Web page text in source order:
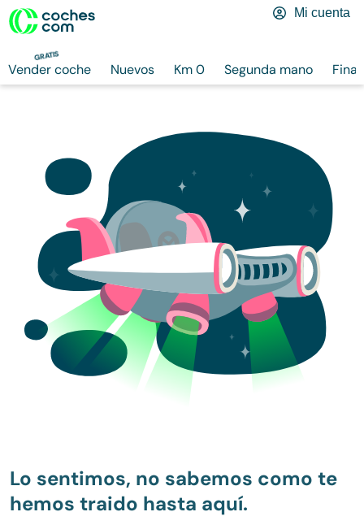
GRATIS
Vender coche Nuevos Km 0 Segunda mano
Mi cuenta
Lo sentimos, no sabemos como te
hemos traido hasta aquí.